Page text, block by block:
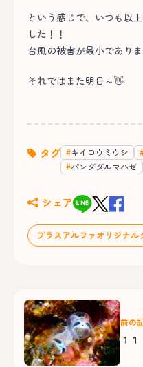
という感じで、いつも以
した！！
台風の被害が最小であり
それではまた明日～👋
タグ キイロウミウシ
パンダダルマハゼ
シェア
前の
１